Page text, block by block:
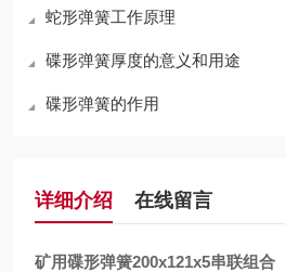
蛇形弹簧工作原理
碟形弹簧厚度的意义和用途
碟形弹簧的作用
详细介绍 在线留言
矿用碟形弹簧200x121x5串联组合